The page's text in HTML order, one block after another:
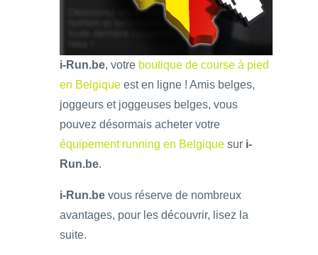
i-Run.be, votre boutique de course à pied
en Belgique est en ligne ! Amis belges,
joggeurs et joggeuses belges, vous
pouvez désormais acheter votre
équipement running en Belgique sur i-
Run.be.
i-Run.be vous réserve de nombreux
avantages, pour les découvrir, lisez la
suite.